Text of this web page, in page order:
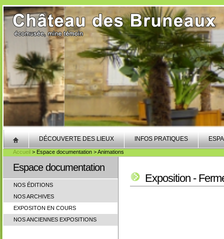
DÉCOUVERTE DES LIEUX INFOS PRATIQUES
Accueil > Espace documentation > Animations
Espace documentation
NOS ÉDITIONS
NOS ARCHIVES
EXPOSITON EN COURS
NOS ANCIENNES EXPOSITIONS
Exposition -